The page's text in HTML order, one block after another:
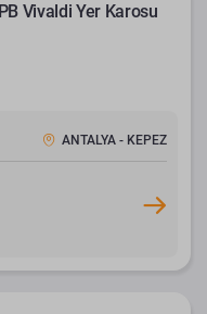
Vivaldi Yer Karosu
ANTALYA - KEPEZ